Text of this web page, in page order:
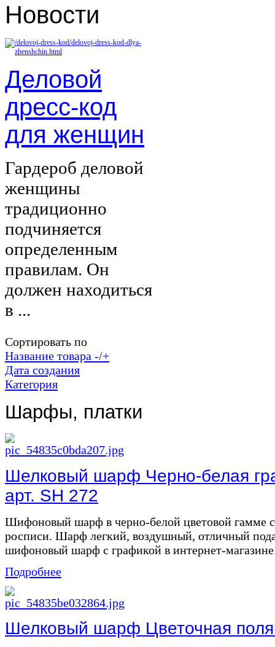
Новости
Деловой
дресс-код
для женщин
Гардероб деловой
женщины
традиционно
подчиняется
определенным
правилам. Он
должен находиться
в ...
Сортировать по
Название товара -/+
Дата создания
Категория
Шарфы, платки
Шелковый шарф Черно-белая
арт. SH 272
Шифоновый шарф в черно-белой цветовой гамме
росписи. Шарф легкий, воздушный, отличный
шифоновый шарф с графикой в интернет-магазине
Подробнее
Шелковый шарф Цветочная